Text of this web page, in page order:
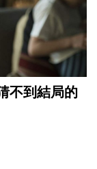
不到結局的